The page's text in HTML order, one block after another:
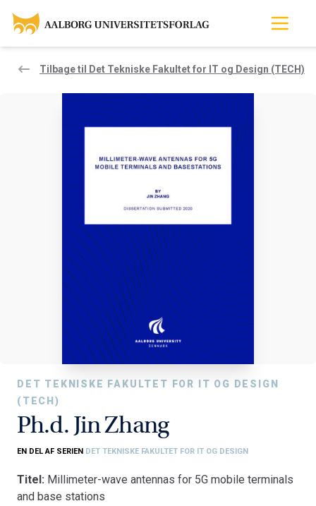
Tilbage til Det Tekniske Fakultet for IT og Design (TECH)
DET TEKNISKE FAKULTET FOR IT OG DESIGN
(TECH)
Ph.d. Jin Zhang
EN DEL AF SERIEN DET TEKNISKE FAKULTET FOR IT OG DESIGN
Titel: Millimeter-wave antennas for 5G mobile terminals
and base stations